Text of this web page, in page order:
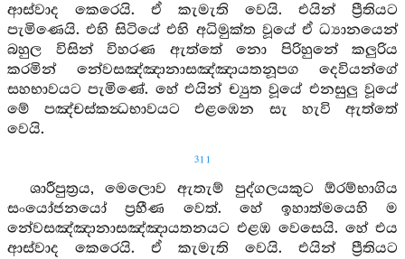
ආස්වාද කෙරෙයි. ඒ කැමැති වෙයි. එයින් ප්‍රීතියට
පැමිණෙයි. එහි සිටියේ එහි අධිමුක්ත වූයේ ඒ ධ්‍යානයෙන්
බහුල විසින් විහරණ ඇත්තේ නො පිරිහුනේ කලුරිය
කරමින් නේවසඤ්ඤානාසඤ්ඤායතනූපග දෙවියන්ගේ
සහභාවයට පැමිණේ. හේ එයින් ච්‍යුත වූයේ එනසුලු වූයේ
මේ පඤ්චස්කන්‍ධභාවයට එළඹෙන සැ හැවි ඇත්තේ
වෙයි.
311
ශාරීපුත්‍රය, මෙලොව ඇතැම් පුද්ගලයකුට ඕරම්භාගිය
සංයෝජනයෝ ප්‍රහීණ වෙත්. හේ ඉහාත්මයෙහි ම
නේවසඤ්ඤානාසඤ්ඤායතනයට එළඹ වෙසෙයි. හේ එය
ආස්වාද කෙරෙයි. ඒ කැමැති වෙයි. එයින් ප්‍රීතියට